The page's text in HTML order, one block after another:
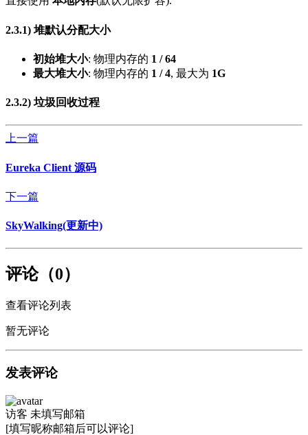
2.3.1) 堆默认分配大小
初始堆大小: 物理内存的 1 / 64
最大堆大小: 物理内存的 1 / 4, 最大为 1G
2.3.2)垃圾回收过程
上一篇
Eureka Client 源码
下一篇
SkyWalking(更新中)
评论（0）
查看评论列表
暂无评论
发表评论
访客 未填写邮箱
[填写昵称邮箱后可以评论]